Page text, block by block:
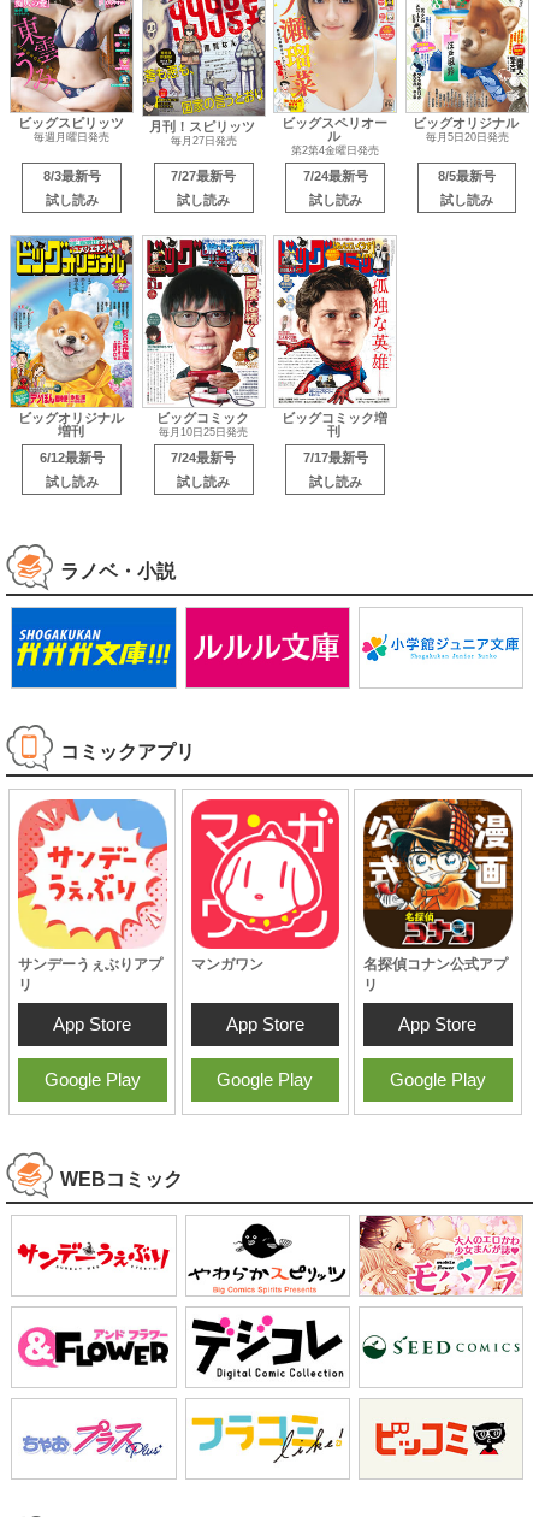
ビッグスピリッツ
毎週月曜日発売
8/3最新号
試し読み
月刊！スピリッツ
毎月27日発売
7/27最新号
試し読み
ビッグスペリオー
ル
第2第4金曜日発売
7/24最新号
試し読み
ビッグオリジナル
毎月5日20日発売
8/5最新号
試し読み
ビッグオリジナル
増刊
6/12最新号
試し読み
ビッグコミック
毎月10日25日発売
7/24最新号
試し読み
ビッグコミック増
刊
7/17最新号
試し読み
ラノベ・小説
コミックアプリ
サンデーうぇぶりアプ
リ
App Store
Google Play
マンガワン
App Store
Google Play
名探偵コナン公式アプ
リ
App Store
Google Play
WEBコミック